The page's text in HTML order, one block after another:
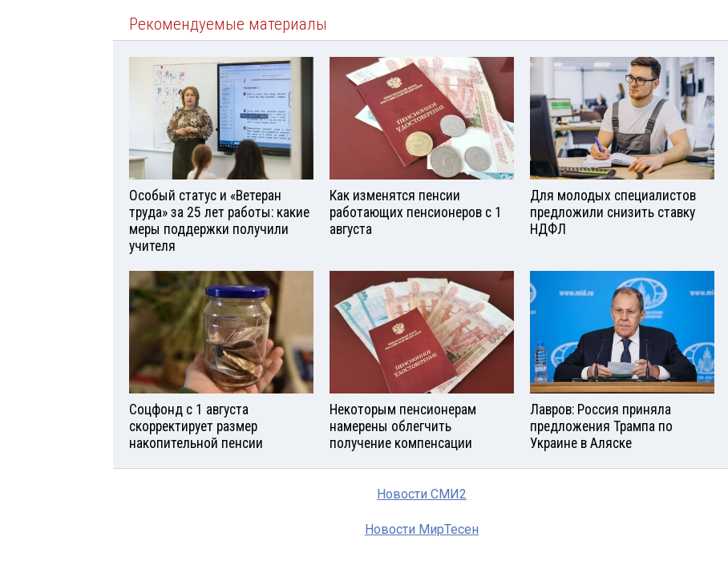
Рекомендуемые материалы
Особый статус и «Ветеран
труда» за 25 лет работы: какие
меры поддержки получили
учителя
Как изменятся пенсии
работающих пенсионеров с 1
августа
Для молодых специалистов
предложили снизить ставку
НДФЛ
Соцфонд с 1 августа
скорректирует размер
накопительной пенсии
Некоторым пенсионерам
намерены облегчить
получение компенсации
Лавров: Россия приняла
предложения Трампа по
Украине в Аляске
Новости СМИ2
Новости МирТесен